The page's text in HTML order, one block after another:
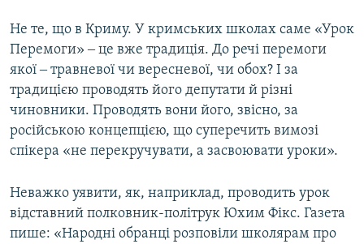
Не те, що в Криму. У кримських школах саме «Урок
Перемоги» ‒ це вже традиція. До речі перемоги
якої ‒ травневої чи вересневої, чи обох? І за
традицією проводять його депутати й різні
чиновники. Проводять вони його, звісно, за
російською концепцією, що суперечить вимозі
спікера «не перекручувати, а засвоювати уроки».
Неважко уявити, як, наприклад, проводить урок
відставний полковник-політрук Юхим Фікс. Газета
пише: «Народні обранці розповіли школярам про